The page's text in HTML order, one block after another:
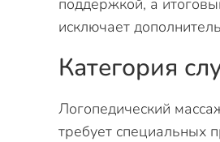
поддержкой, а
исключает
Категория
Логопедический
требует специальных